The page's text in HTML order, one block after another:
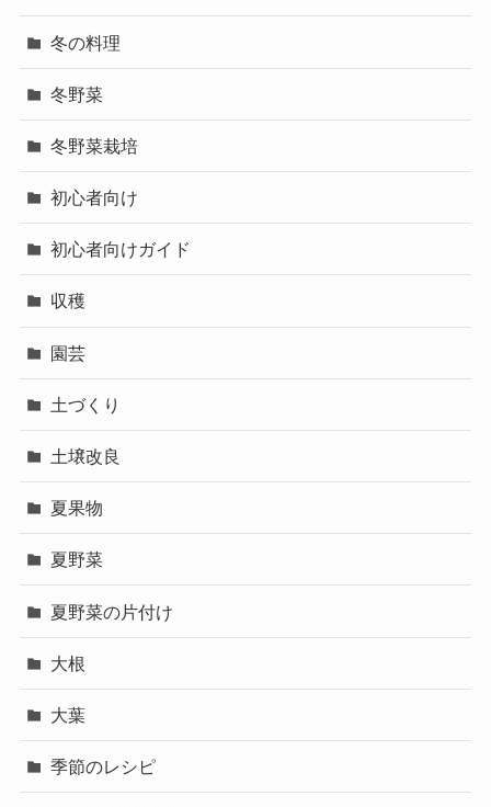
冬の料理
冬野菜
冬野菜栽培
初心者向け
初心者向けガイド
収穫
園芸
土づくり
土壌改良
夏果物
夏野菜
夏野菜の片付け
大根
大葉
季節のレシピ